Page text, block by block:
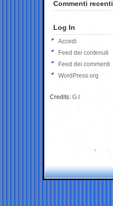
Commenti recenti
Log In
Accedi
Feed dei contenuti
Feed dei commenti
WordPress.org
Credits: G.I